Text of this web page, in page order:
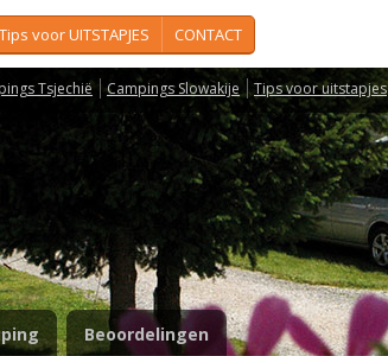
Tips voor UITSTAPJES CONTACT
Tsjechië Campings Slowakije Tips voor uitstapjes
Beoordelingen